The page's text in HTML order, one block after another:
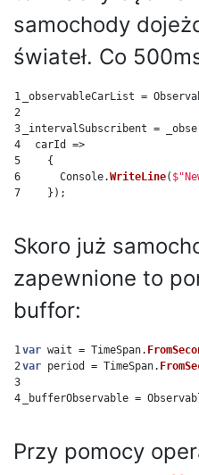
samochody
świateł. Co
1
2
3
4
5
6
_observableCarList =
_intervalSubscribent =
carId
=>
{
Console.WriteLine(
});
Skoro już
zapewnione to
buffor:
1
2
3
var wait = TimeSpan.
var period = TimeSpan.
_bufferObservable =
Przy pomocy